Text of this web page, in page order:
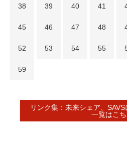
38 39 40 41
45 46 47 48
52 53 54 55
59
リンク集：未来シェア、
一覧はこち